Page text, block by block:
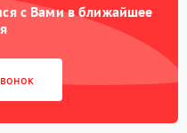
с Вами в ближайшее